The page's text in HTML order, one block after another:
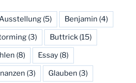
(5) Benjamin (4)
(3) Buttrick (15)
(8) Essay (8)
(3) Glauben (3)